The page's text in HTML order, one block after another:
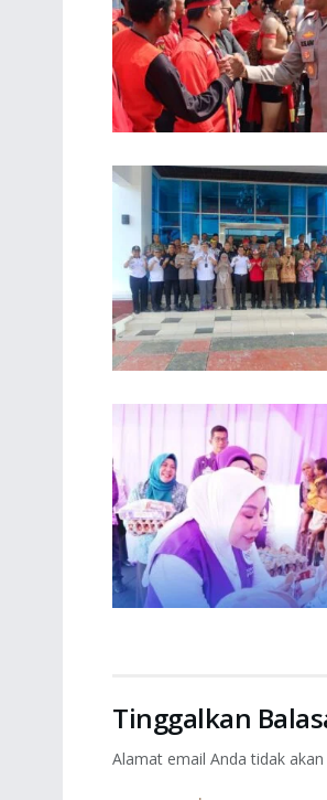
Tinggalkan
Alamat email Anda tidak akan